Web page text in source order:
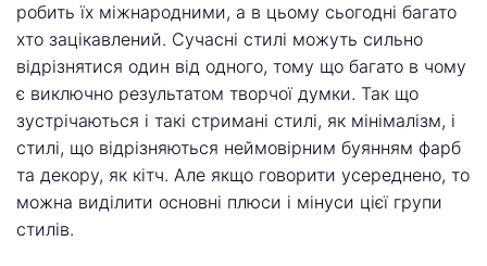
робить їх міжнародними, а в цьому сьогодні багато
хто зацікавлений. Сучасні стилі можуть сильно
відрізнятися один від одного, тому що багато в чому
є виключно результатом творчої думки. Так що
зустрічаються і такі стримані стилі, як мінімалізм, і
стилі, що відрізняються неймовірним буянням фарб
та декору, як кітч. Але якщо говорити усереднено, то
можна виділити основні плюси і мінуси цієї групи
стилів.